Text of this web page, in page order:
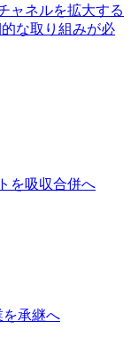
ャネルを拡大する
な取り組みが必
を吸収合併へ
を承継へ